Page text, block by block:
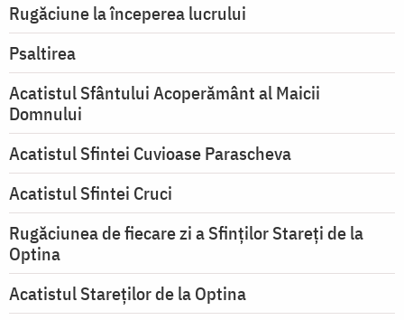
Rugăciune la începerea lucrului
Psaltirea
Acatistul Sfântului Acoperământ al Maicii
Domnului
Acatistul Sfintei Cuvioase Parascheva
Acatistul Sfintei Cruci
Rugăciunea de fiecare zi a Sfinților Stareți de la
Optina
Acatistul Stareţilor de la Optina